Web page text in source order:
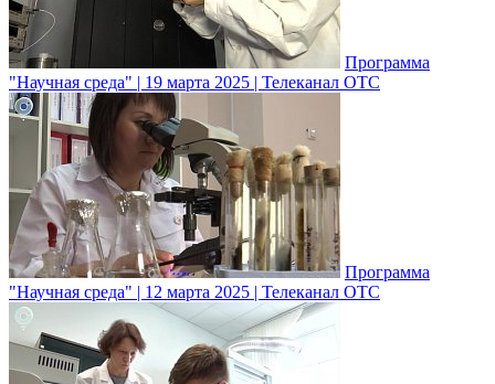
Программа
"Научная среда" | 19 марта 2025 | Телеканал ОТС
Программа
"Научная среда" | 12 марта 2025 | Телеканал ОТС